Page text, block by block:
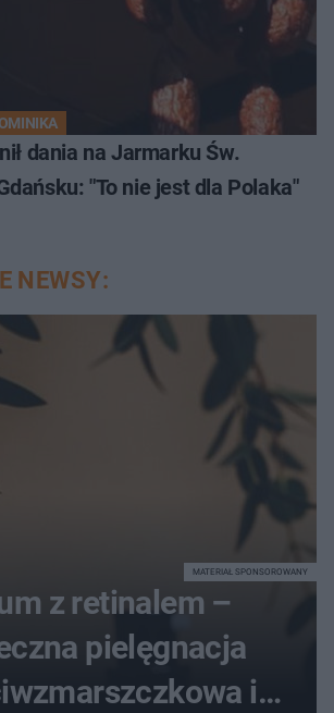
dania na Jarmarku Św.
"To nie jest dla Polaka"
NEWSY:
z retinalem –
pielęgnacja
i
MATERIAŁ SPONSOROWANY